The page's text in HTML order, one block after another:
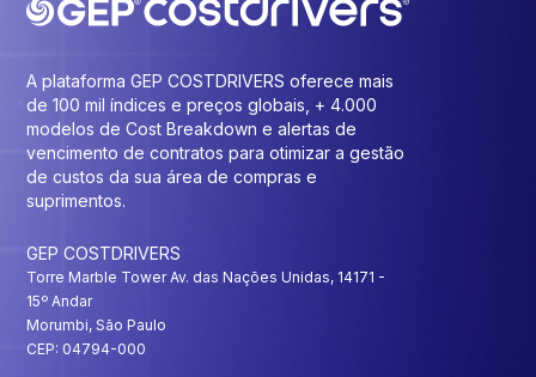
A plataforma GEP COSTDRIVERS oferece mais
de 100 mil índices e preços globais, + 4.000
modelos de Cost Breakdown e alertas de
vencimento de contratos para otimizar a gestão
de custos da sua área de compras e
suprimentos.
GEP COSTDRIVERS
Torre Marble Tower Av. das Nações Unidas, 14171 -
15º Andar
Morumbi, São Paulo
CEP: 04794-000